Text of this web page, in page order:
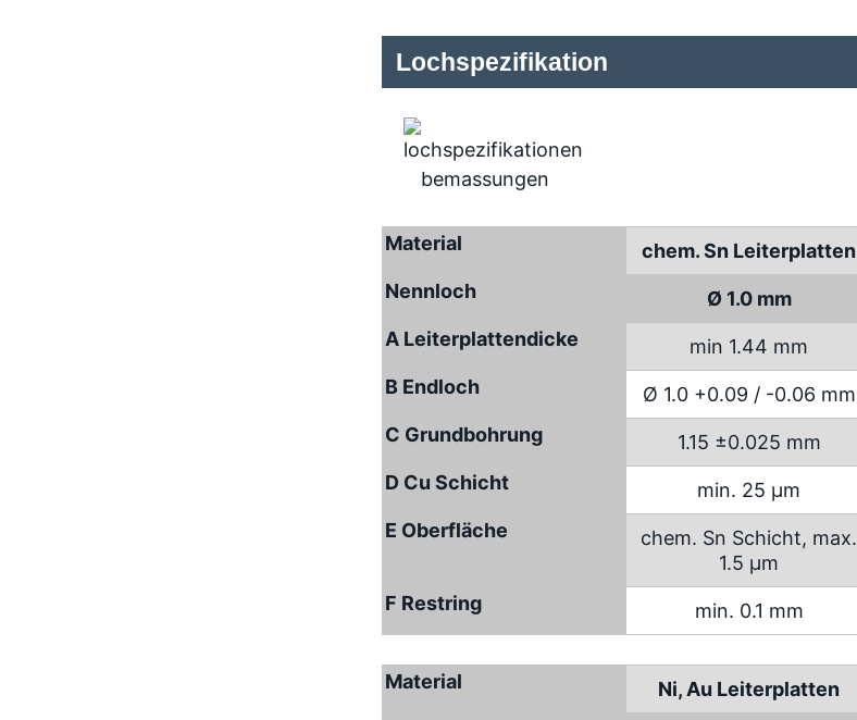
Lochspezifikation
Material
chem. Sn Leiterplatten
Nennloch
Ø 1.0 mm
A Leiterplattendicke
min 1.44 mm
B Endloch
Ø 1.0 +0.09 / -0.06 mm
C Grundbohrung
1.15 ±0.025 mm
D Cu Schicht
min. 25 µm
E Oberfläche
chem. Sn Schicht, max.
1.5 µm
F Restring
min. 0.1 mm
Material
Ni, Au Leiterplatten